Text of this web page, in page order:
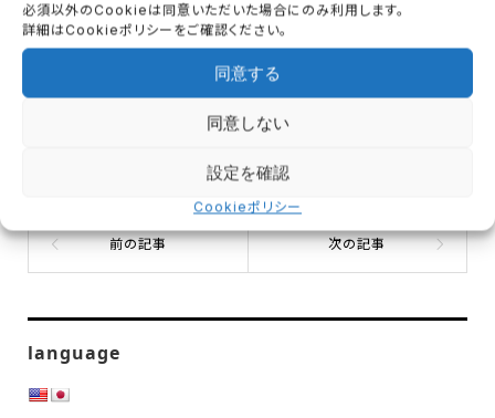
必須以外のCookieは同意いただいた場合にのみ利用します。
詳細はCookieポリシーをご確認ください。
同意する
同意しない
設定を確認
Cookieポリシー
不調,三宮コンディショニング
三宮パーソナルトレーニング,三宮パーソナルジム
language